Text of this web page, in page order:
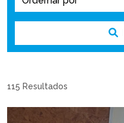
115 Resultados